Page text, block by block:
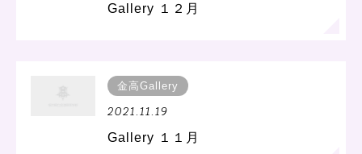
Gallery １２月
金高Gallery
2021.11.19
Gallery １１月